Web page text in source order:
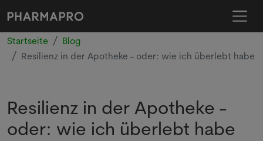
Startseite
Blog
Resilienz in der Apotheke - oder: wie ich überlebt habe
Resilienz in der Apotheke -
oder: wie ich überlebt habe